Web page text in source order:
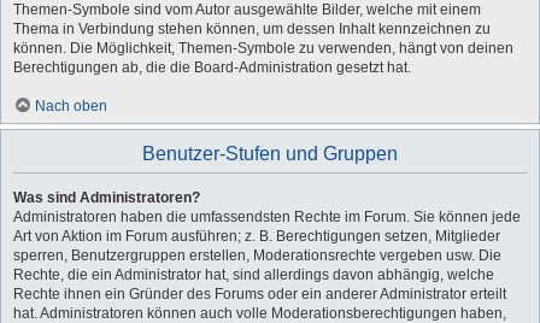
Themen-Symbole sind vom Autor ausgewählte Bilder, welche mit einem
Thema in Verbindung stehen können, um dessen Inhalt kennzeichnen zu
können. Die Möglichkeit, Themen-Symbole zu verwenden, hängt von deinen
Berechtigungen ab, die die Board-Administration gesetzt hat.
Nach oben
Benutzer-Stufen und Gruppen
Was sind Administratoren?
Administratoren haben die umfassendsten Rechte im Forum. Sie können jede
Art von Aktion im Forum ausführen; z. B. Berechtigungen setzen, Mitglieder
sperren, Benutzergruppen erstellen, Moderationsrechte vergeben usw. Die
Rechte, die ein Administrator hat, sind allerdings davon abhängig, welche
Rechte ihnen ein Gründer des Forums oder ein anderer Administrator erteilt
hat. Administratoren können auch volle Moderationsberechtigungen haben,